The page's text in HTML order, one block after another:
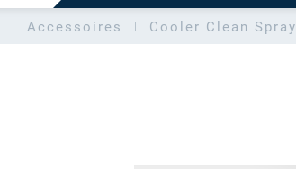
Accessoires Cooler Clean Spray